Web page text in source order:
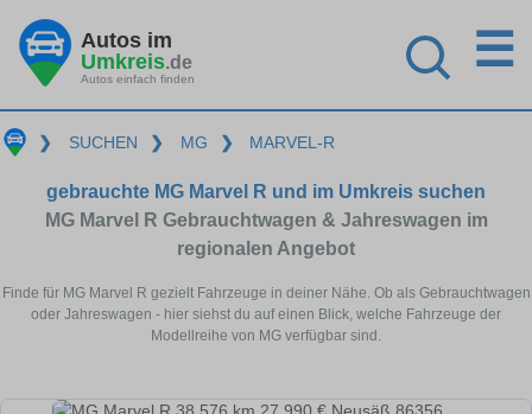
Autos im
Umkreis.de
Autos einfach finden
☰
❯ SUCHEN ❯ MG ❯ MARVEL-R
gebrauchte MG Marvel R und im Umkreis suchen
MG Marvel R Gebrauchtwagen & Jahreswagen im
regionalen Angebot
Finde für MG Marvel R gezielt Fahrzeuge in deiner Nähe. Ob als Gebrauchtwagen
oder Jahreswagen - hier siehst du auf einen Blick, welche Fahrzeuge der
Modellreihe von MG verfügbar sind.